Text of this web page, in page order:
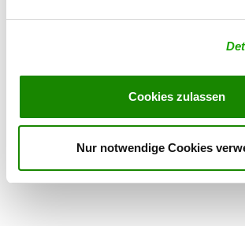
Cookies zulassen
Nur notwendige Cookies
Wednesday 17:00 h - 20:00 h
Exercise times in winter:
Saturday 13:00 h - 20:00 h